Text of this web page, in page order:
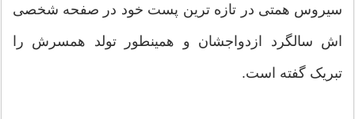
سیروس همتی در تازه ترین پست خود در صفحه شخصی
اش سالگرد ازدواجشان و همینطور تولد همسرش را
تبریک گفته است.